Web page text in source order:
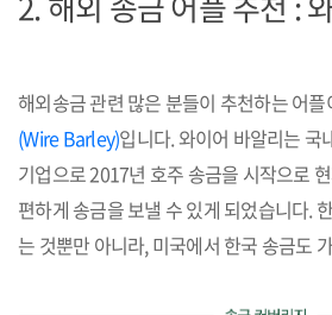
해외송금 관련 많은 분들이 추천하는 어플
(Wire Barley)입니다. 와이어 바알리는 국
기업으로 2017년 호주 송금을 시작으로
편하게 송금을 보낼 수 있게 되었습니다.
는 것뿐만 아니라, 미국에서 한국 송금도